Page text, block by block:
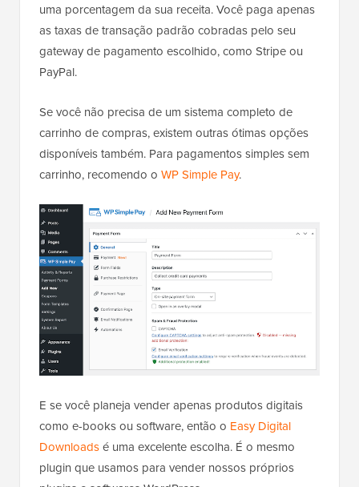
uma porcentagem da sua receita. Você paga apenas
as taxas de transação padrão cobradas pelo seu
gateway de pagamento escolhido, como Stripe ou
PayPal.
Se você não precisa de um sistema completo de
carrinho de compras, existem outras ótimas opções
disponíveis também. Para pagamentos simples sem
carrinho, recomendo o WP Simple Pay.
E se você planeja vender apenas produtos digitais
como e-books ou software, então o Easy Digital
Downloadsé uma excelente escolha. É o mesmo
plugin que usamos para vender nossos próprios